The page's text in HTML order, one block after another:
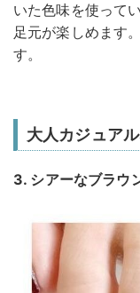
いた色味を使って
足元が楽しめます
す。
大人カジュア
3. シアーなブラウ